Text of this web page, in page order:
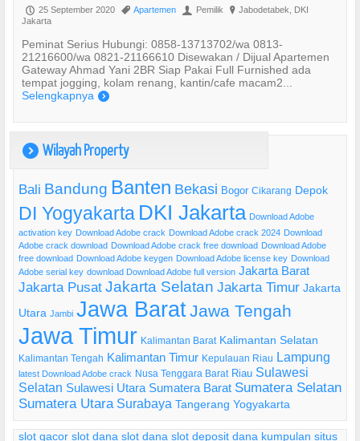
P 25 September 2020 , Apartemen U Pemilik ? Jabodetabek, DKI
Jakarta
Peminat Serius Hubungi: 0858-13713702/wa 0813-
21216600/wa 0821-21166610 Disewakan / Dijual Apartemen
Gateway Ahmad Yani 2BR Siap Pakai Full Furnished ada
tempat jogging, kolam renang, kantin/cafe macam2...
Selengkapnya )
) Wilayah Property
Bali Bandung Banten Bekasi Bogor Cikarang Depok
DI Yogyakarta DKI Jakarta Download Adobe
activation key Download Adobe crack Download Adobe crack 2024 Download
Adobe crack download Download Adobe crack free download Download Adobe
free download Download Adobe keygen Download Adobe license key Download
Adobe serial key download Download Adobe full version Jakarta Barat
Jakarta Pusat Jakarta Selatan Jakarta Timur Jakarta
Utara Jambi Jawa BaratJawa Tengah
Jawa Timur Kalimantan Barat Kalimantan Selatan
Kalimantan Tengah Kalimantan Timur Kepulauan Riau Lampung
latest Download Adobe crack Nusa Tenggara Barat Riau Sulawesi
Selatan Sulawesi Utara Sumatera Barat Sumatera Selatan
Sumatera Utara Surabaya Tangerang Yogyakarta
slot gacor slot dana slot dana slot deposit dana kumpulan situs